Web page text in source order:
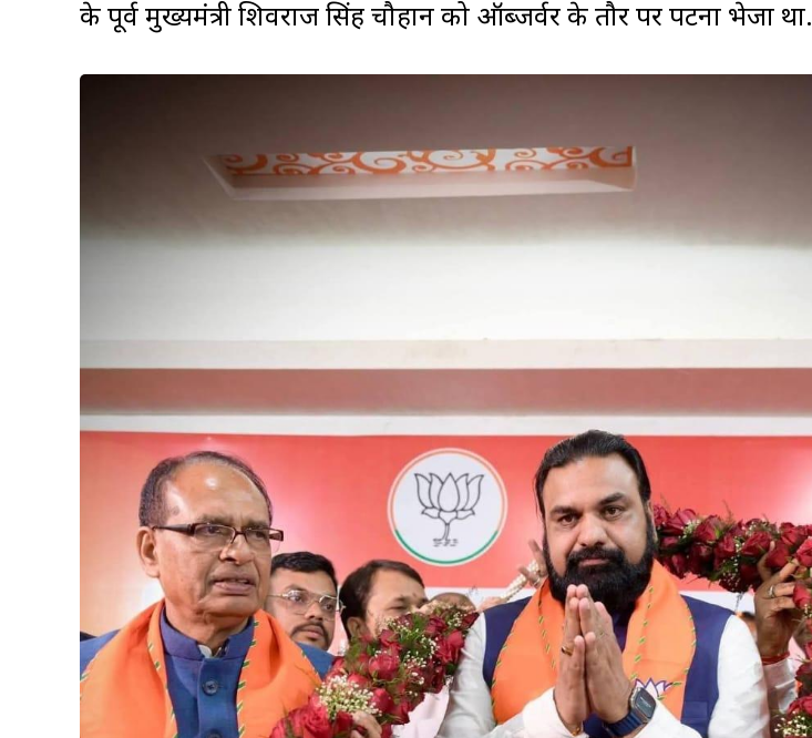
के पूर्व मुख्यमंत्री शिवराज सिंह चौहान को ऑब्जर्वर के तौर पर पटना भेजा था.